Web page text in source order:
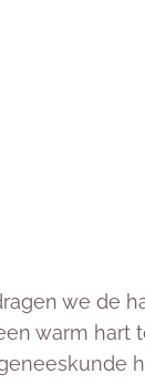
we de
warm hart